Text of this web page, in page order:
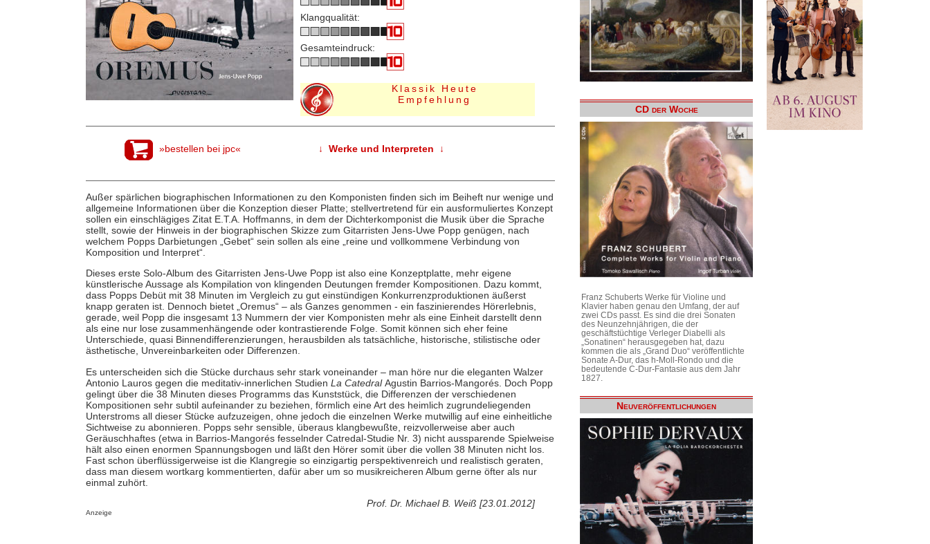
Klangqualität:
Gesamteindruck:
Klassik Heute
Empfehlung
»bestellen bei jpc« ↓ Werke und Interpreten ↓
Außer spärlichen biographischen Informationen zu den Komponisten finden sich im Beiheft nur wenige und
allgemeine Informationen über die Konzeption dieser Platte; stellvertretend für ein ausformuliertes Konzept
sollen ein einschlägiges Zitat E.T.A. Hoffmanns, in dem der Dichterkomponist die Musik über die Sprache
stellt, sowie der Hinweis in der biographischen Skizze zum Gitarristen Jens-Uwe Popp genügen, nach
welchem Popps Darbietungen „Gebet“ sein sollen als eine „reine und vollkommene Verbindung von
Komposition und Interpret“.
Dieses erste Solo-Album des Gitarristen Jens-Uwe Popp ist also eine Konzeptplatte, mehr eigene
künstlerische Aussage als Kompilation von klingenden Deutungen fremder Kompositionen. Dazu kommt,
dass Popps Debüt mit 38 Minuten im Vergleich zu gut einstündigen Konkurrenzproduktionen äußerst
knapp geraten ist. Dennoch bietet „Oremus“ – als Ganzes genommen - ein faszinierendes Hörerlebnis,
gerade, weil Popp die insgesamt 13 Nummern der vier Komponisten mehr als eine Einheit darstellt denn
als eine nur lose zusammenhängende oder kontrastierende Folge. Somit können sich eher feine
Unterschiede, quasi Binnendifferenzierungen, herausbilden als tatsächliche, historische, stilistische oder
ästhetische, Unvereinbarkeiten oder Differenzen.
Es unterscheiden sich die Stücke durchaus sehr stark voneinander – man höre nur die eleganten Walzer
Antonio Lauros gegen die meditativ-innerlichen Studien La CatedralAgustin Barrios-Mangorés. Doch Popp
gelingt über die 38 Minuten dieses Programms das Kunststück, die Differenzen der verschiedenen
Kompositionen sehr subtil aufeinander zu beziehen, förmlich eine Art des heimlich zugrundeliegenden
Unterstroms all dieser Stücke aufzuzeigen, ohne jedoch die einzelnen Werke mutwillig auf eine einheitliche
Sichtweise zu abonnieren. Popps sehr sensible, überaus klangbewußte, reizvollerweise aber auch
Geräuschhaftes (etwa in Barrios-Mangorés fesselnder Catredal-Studie Nr. 3) nicht aussparende Spielweise
hält also einen enormen Spannungsbogen und läßt den Hörer somit über die vollen 38 Minuten nicht los.
Fast schon überflüssigerweise ist die Klangregie so einzigartig perspektivenreich und realistisch geraten,
dass man diesem wortkarg kommentierten, dafür aber um so musikreicheren Album gerne öfter als nur
einmal zuhört.
Prof. Dr. Michael B. Weiß [23.01.2012]
Anzeige
CD der Woche
Franz Schuberts Werke für Violine und
Klavier haben genau den Umfang, der auf
zwei CDs passt. Es sind die drei Sonaten
des Neunzehnjährigen, die der
geschäftstüchtige Verleger Diabelli als
„Sonatinen“ herausgegeben hat, dazu
kommen die als „Grand Duo“ veröffentlichte
Sonate A-Dur, das h-Moll-Rondo und die
bedeutende C-Dur-Fantasie aus dem Jahr
1827.
Neuveröffentlichungen